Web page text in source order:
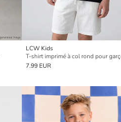
LCW Kids
T-shirt imprimé à col rond pour
7.99 EUR